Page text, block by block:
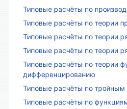
Типовые расчёты по
Типовые расчёты по теории
Типовые расчёты по теории
Типовые расчёты по теории
Типовые расчёты по теории
дифференцированию
Типовые расчёты по тройным
Типовые расчёты по